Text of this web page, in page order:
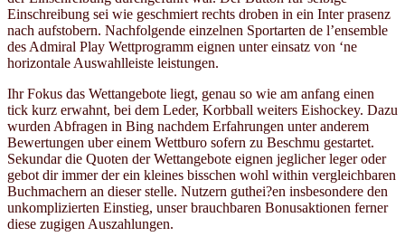
Einschreibung sei wie geschmiert rechts droben in ein Inter prasenz
nach aufstobern. Nachfolgende einzelnen Sportarten de l’ensemble
des Admiral Play Wettprogramm eignen unter einsatz von ‘ne
horizontale Auswahlleiste leistungen.
Ihr Fokus das Wettangebote liegt, genau so wie am anfang einen
tick kurz erwahnt, bei dem Leder, Korbball weiters Eishockey. Dazu
wurden Abfragen in Bing nachdem Erfahrungen unter anderem
Bewertungen uber einem Wettburo sofern zu Beschmu gestartet.
Sekundar die Quoten der Wettangebote eignen jeglicher leger oder
gebot dir immer der ein kleines bisschen wohl within vergleichbaren
Buchmachern an dieser stelle. Nutzern guthei?en insbesondere den
unkomplizierten Einstieg, unser brauchbaren Bonusaktionen ferner
diese zugigen Auszahlungen.